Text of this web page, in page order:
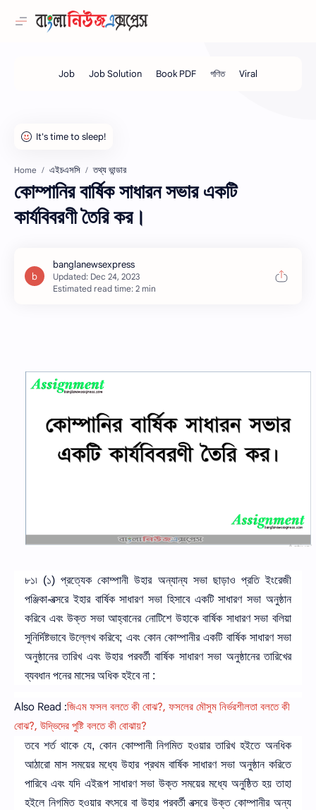
Home এইচএসসি তথ্য ভান্ডার
কোম্পানির বার্ষিক সাধারন সভার একটি
কার্যবিবরণী তৈরি কর।
Estimated read time: 2 min
৮১৷ (১) প্রত্যেক কোম্পানী উহার অন্যান্য সভা ছাড়াও প্রতি ইংরেজী
পঞ্জিকা-বত্সরে ইহার বার্ষিক সাধারণ সভা হিসাবে একটি সাধারণ সভা অনুষ্ঠান
করিবে এবং উক্ত সভা আহ্বানের নোটিশে উহাকে বার্ষিক সাধারণ সভা বলিয়া
সুনির্দিষ্টভাবে উল্লেখ করিবে; এবং কোন কোম্পানীর একটি বার্ষিক সাধারণ সভা
অনুষ্ঠানের তারিখ এবং উহার পরবর্তী বার্ষিক সাধারণ সভা অনুষ্ঠানের তারিখের
ব্যবধান পনের মাসের অধিক হইবে না :
Also Read :জিএম ফসল বলতে কী বোঝ?, ফসলের মৌসুম নির্ভরশীলতা বলতে কী
বোঝ?, উদ্ভিদের পুষ্টি বলতে কী বোঝায়?
তবে শর্ত থাকে যে, কোন কোম্পানী নিগমিত হওয়ার তারিখ হইতে অনধিক
আঠারো মাস সময়ের মধ্যে উহার প্রথম বার্ষিক সাধারণ সভা অনুষ্ঠান করিতে
পারিবে এবং যদি এইরূপ সাধারণ সভা উক্ত সময়ের মধ্যে অনুষ্ঠিত হয় তাহা
হইলে নিগমিত হওয়ার বৎসরে বা উহার পরবর্তী বত্সরে উক্ত কোম্পানীর অন্য